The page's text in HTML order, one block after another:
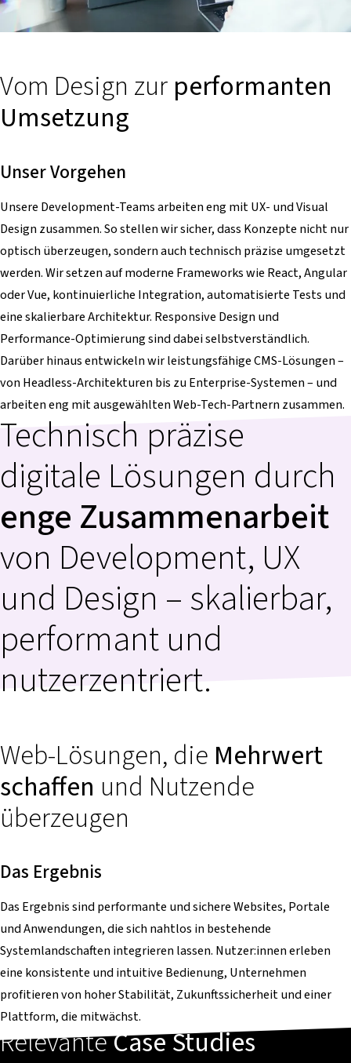
Vom Design zur performanten
Umsetzung
Unser Vorgehen
Unsere Development-Teams arbeiten eng mit UX- und Visual
Design zusammen. So stellen wir sicher, dass Konzepte nicht nur
optisch überzeugen, sondern auch technisch präzise umgesetzt
werden. Wir setzen auf moderne Frameworks wie React, Angular
oder Vue, kontinuierliche Integration, automatisierte Tests und
eine skalierbare Architektur. Responsive Design und
Performance-Optimierung sind dabei selbstverständlich.
Darüber hinaus entwickeln wir leistungsfähige CMS-Lösungen –
von Headless-Architekturen bis zu Enterprise-Systemen – und
arbeiten eng mit ausgewählten Web-Tech-Partnern zusammen.
Technisch präzise
digitale Lösungen durch
enge Zusammenarbeit
von Development, UX
und Design – skalierbar,
performant und
nutzerzentriert.
Web-Lösungen, die Mehrwert
schaffen und Nutzende
überzeugen
Das Ergebnis
Das Ergebnis sind performante und sichere Websites, Portale
und Anwendungen, die sich nahtlos in bestehende
Systemlandschaften integrieren lassen. Nutzer:innen erleben
eine konsistente und intuitive Bedienung, Unternehmen
profitieren von hoher Stabilität, Zukunftssicherheit und einer
Plattform, die mitwächst.
RelevanteCase Studies